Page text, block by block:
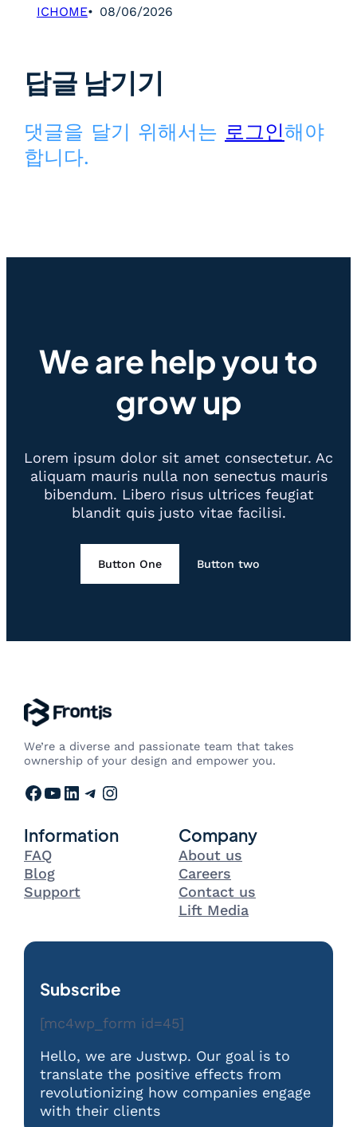
ICHOME 08/06/2026
답글 남기기
댓글을 달기 위해서는 로그인해야
합니다.
We are help you to
grow up
Lorem ipsum dolor sit amet consectetur. Ac
aliquam mauris nulla non senectus mauris
bibendum. Libero risus ultrices feugiat
blandit quis justo vitae facilisi.
Button One Button two
We’re a diverse and passionate team that takes
ownership of your design and empower you.
Facebook YouTube LinkedIn Telegram Instagram
Information
FAQ
Blog
Support
Company
About us
Careers
Contact us
Lift Media
Subscribe
[mc4wp_form id=45]
Hello, we are Justwp. Our goal is to
translate the positive effects from
revolutionizing how companies engage
with their clients